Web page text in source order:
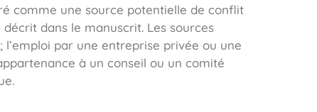
comme une source potentielle de conflit
dans le manuscrit. Les sources
par une entreprise privée ou une
à un conseil ou un comité